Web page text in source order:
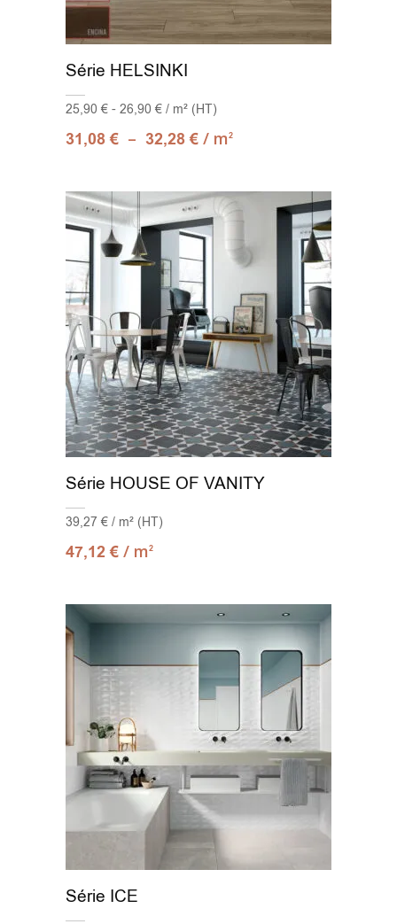
Série HELSINKI
25,90 € - 26,90 € / m² (HT)
31,08€ – 32,28€ / m2
Série HOUSE OF VANITY
39,27 € / m² (HT)
47,12€ / m2
Série ICE